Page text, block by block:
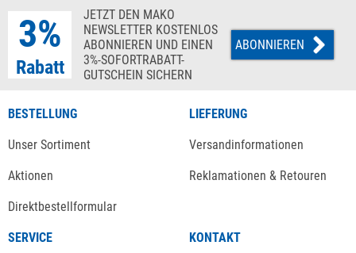
3%
Rabatt
JETZT DEN MAKO
NEWSLETTER KOSTENLOS
ABONNIEREN UND EINEN
3%-SOFORTRABATT-
GUTSCHEIN SICHERN
ABONNIEREN
BESTELLUNG
Unser Sortiment
Aktionen
Direktbestellformular
LIEFERUNG
Versandinformationen
Reklamationen & Retouren
SERVICE KONTAKT